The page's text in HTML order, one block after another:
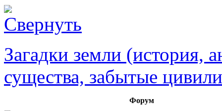
Загадки земли (история,
существа, забытые
Форум